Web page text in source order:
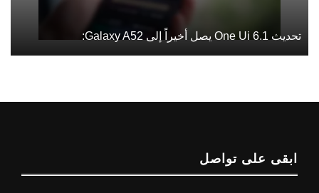
تحديث One Ui 6.1 يصل أخيراً إلى Galaxy A52:
ابقى على تواصل